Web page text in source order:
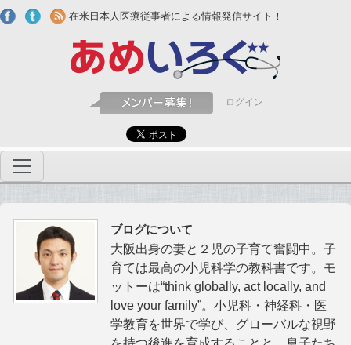
Skip to main content
在米日本人医療従事者による情報発信サイト！
ログイン
ブログについて
大阪出身の妻と２児の子育て奮闘中。子
育ては最高の小児科学の教科書です。モ
ットーは“think globally, act locally, and
love your family”。小児科・神経科・医
学教育を世界で学び、グローバルな視野